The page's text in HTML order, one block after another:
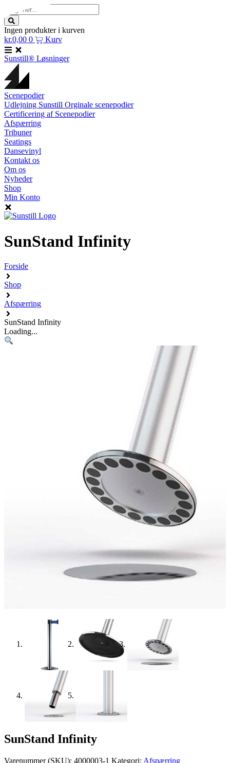
to
content
Search
...
Ingen produkter i kurven
kr.0,00 0 Kurv
Sunstill® Løsninger
Scenepodier
Udlejning Sunstill Orginale scenepodier
Certificering af Scenepodier
Afspærring
Tribuner
Seatings
Dansevinyl
Kontakt os
Om os
Nyheder
Shop
Min Konto
SunStand Infinity
Forside
Shop
Afspærring
SunStand Infinity
Loading...
SunStand Infinity
Varenummer (SKU): 4000003-1 Kategori: Afspærring